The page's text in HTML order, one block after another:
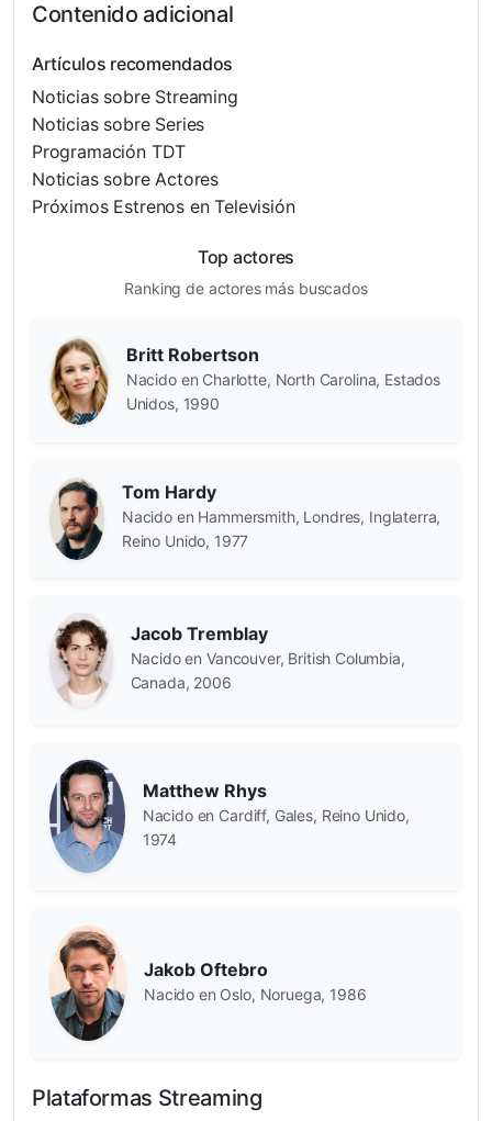
Contenido adicional
Artículos recomendados
Noticias sobre Streaming
Noticias sobre Series
Programación TDT
Noticias sobre Actores
Próximos Estrenos en Televisión
Top actores
Ranking de actores más buscados
Britt Robertson
Nacido en Charlotte, North Carolina, Estados
Unidos, 1990
Tom Hardy
Nacido en Hammersmith, Londres, Inglaterra,
Reino Unido, 1977
Jacob Tremblay
Nacido en Vancouver, British Columbia,
Canada, 2006
Matthew Rhys
Nacido en Cardiff, Gales, Reino Unido,
1974
Jakob Oftebro
Nacido en Oslo, Noruega, 1986
Plataformas Streaming